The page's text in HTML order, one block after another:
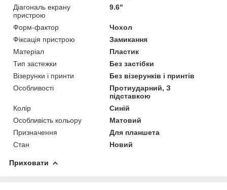
Діагональ екрану
пристрою
9.6"
Форм-фактор
Чохол
Фіксація пристрою
Замикання
Матеріал
Пластик
Тип застежки
Без застібки
Візерунки і принти
Без візерунків і принтів
Особливості
Протиударний, З
підставкою
Колір
Синій
Особливість кольору
Матовий
Призначення
Для планшета
Стан
Новий
Приховати